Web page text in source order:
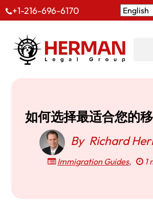
+1-216-696-6170
如何选择最适合您的
By Richard
Immigration Guides, 1